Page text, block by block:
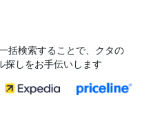
括検索することで、クタ​の
探しをお手伝いします